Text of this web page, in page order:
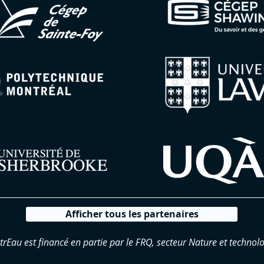
Afficher tous les partenaires
est financé en partie par le FRQ, secteur Nature et